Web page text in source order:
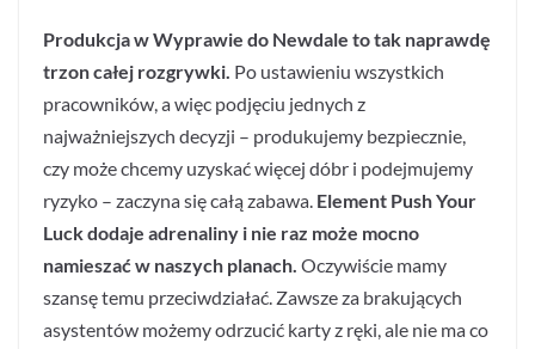
Produkcja w Wyprawie do Newdale to tak naprawdę
trzon całej rozgrywki. Po ustawieniu wszystkich
pracowników, a więc podjęciu jednych z
najważniejszych decyzji – produkujemy bezpiecznie,
czy może chcemy uzyskać więcej dóbr i podejmujemy
ryzyko – zaczyna się całą zabawa. Element Push Your
Luck dodaje adrenaliny i nie raz może mocno
namieszać w naszych planach. Oczywiście mamy
szansę temu przeciwdziałać. Zawsze za brakujących
asystentów możemy odrzucić karty z ręki, ale nie ma co